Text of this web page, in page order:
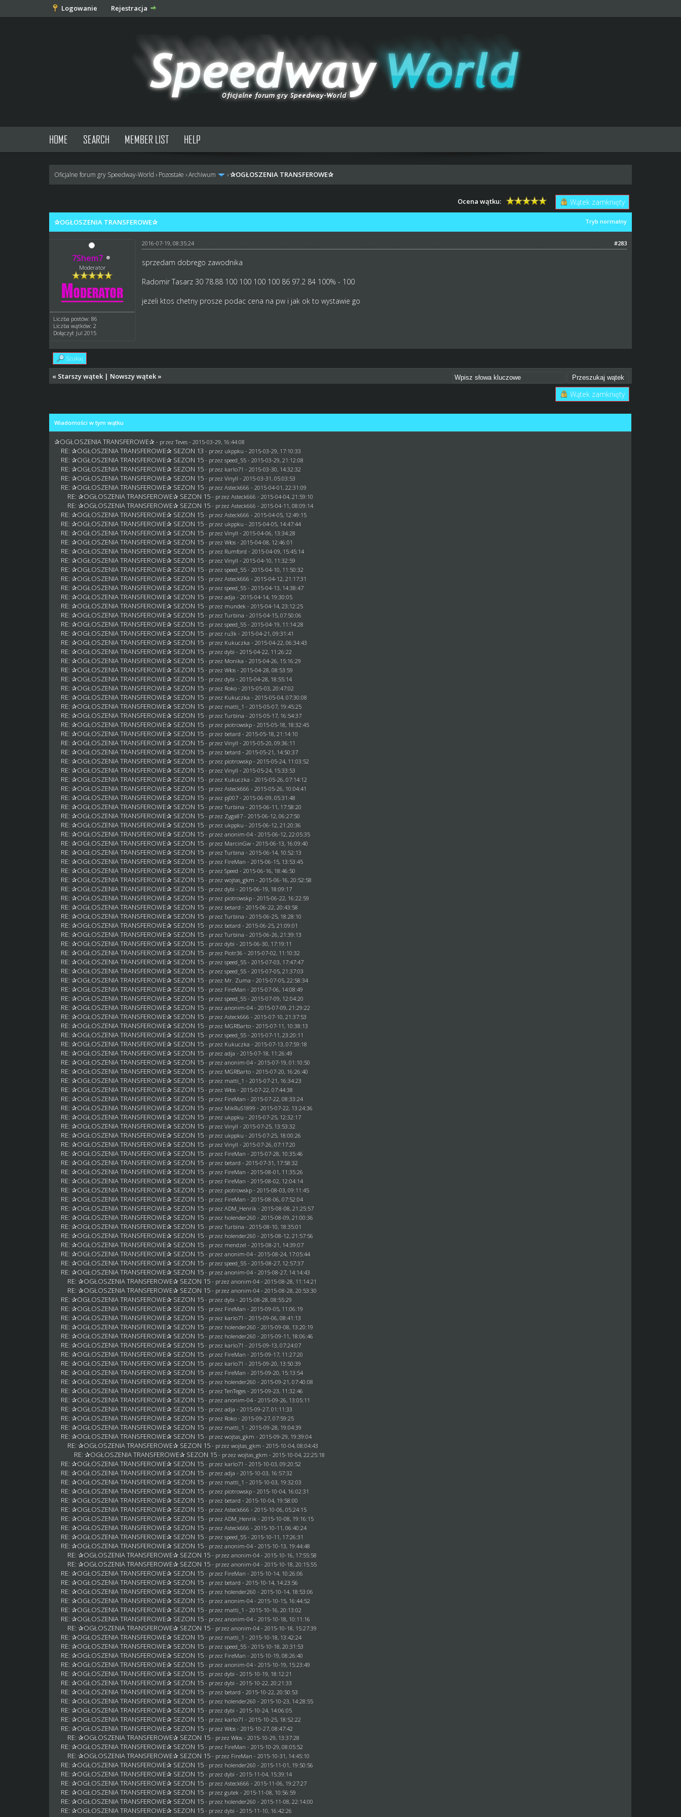
Logowanie Rejestracja
HOME SEARCH MEMBER LIST HELP
Oficjalne forum gry Speedway-World › Pozostałe ›Archiwum ›✰OGŁOSZENIA TRANSFEROWE✰
Wątek zamknięty
Ocena wątku:
Tryb normalny
✰OGŁOSZENIA TRANSFEROWE✰
7Shem7
Moderator
Liczba postów: 86
Liczba wątków: 2
Dołączył: Jul 2015
#283
2016-07-19, 08:35:24
sprzedam dobrego zawodnika
Radomir Tasarz 30 78.88 100 100 100 100 86 97.2 84 100% - 100
jezeli ktos chetny prosze podac cena na pw i jak ok to wystawie go
Szukaj
« Starszy wątek | Nowszy wątek »
Wątek zamknięty
Wiadomości w tym wątku
✰OGŁOSZENIA TRANSFEROWE✰ - przezTeves - 2015-03-29, 16:44:08
RE: ✰OGŁOSZENIA TRANSFEROWE✰ SEZON 13 - przez ukppku - 2015-03-29, 17:10:33
RE: ✰OGŁOSZENIA TRANSFEROWE✰ SEZON 15 - przez speed_55 - 2015-03-29, 21:12:08
RE: ✰OGŁOSZENIA TRANSFEROWE✰ SEZON 15 - przez karlo71 - 2015-03-30, 14:32:32
RE: ✰OGŁOSZENIA TRANSFEROWE✰ SEZON 15 - przez Vinyll - 2015-03-31, 05:03:53
RE: ✰OGŁOSZENIA TRANSFEROWE✰ SEZON 15 - przezAsteck666 - 2015-04-01, 22:31:09
RE: ✰OGŁOSZENIA TRANSFEROWE✰ SEZON 15 - przezAsteck666 - 2015-04-04, 21:59:10
RE: ✰OGŁOSZENIA TRANSFEROWE✰ SEZON 15 - przezAsteck666 - 2015-04-11, 08:09:14
RE: ✰OGŁOSZENIA TRANSFEROWE✰ SEZON 15 - przezAsteck666 - 2015-04-05, 12:49:15
RE: ✰OGŁOSZENIA TRANSFEROWE✰ SEZON 15 - przez ukppku - 2015-04-05, 14:47:44
RE: ✰OGŁOSZENIA TRANSFEROWE✰ SEZON 15 - przez Vinyll - 2015-04-06, 13:34:28
RE: ✰OGŁOSZENIA TRANSFEROWE✰ SEZON 15 - przezWłos - 2015-04-08, 12:46:01
RE: ✰OGŁOSZENIA TRANSFEROWE✰ SEZON 15 - przez Rumford - 2015-04-09, 15:45:14
RE: ✰OGŁOSZENIA TRANSFEROWE✰ SEZON 15 - przez Vinyll - 2015-04-10, 11:32:59
RE: ✰OGŁOSZENIA TRANSFEROWE✰ SEZON 15 - przez speed_55 - 2015-04-10, 11:50:32
RE: ✰OGŁOSZENIA TRANSFEROWE✰ SEZON 15 - przezAsteck666 - 2015-04-12, 21:17:31
RE: ✰OGŁOSZENIA TRANSFEROWE✰ SEZON 15 - przez speed_55 - 2015-04-13, 14:38:47
RE: ✰OGŁOSZENIA TRANSFEROWE✰ SEZON 15 - przez adja - 2015-04-14, 19:30:05
RE: ✰OGŁOSZENIA TRANSFEROWE✰ SEZON 15 - przez mundek - 2015-04-14, 23:12:25
RE: ✰OGŁOSZENIA TRANSFEROWE✰ SEZON 15 - przez Turbina - 2015-04-15, 07:50:06
RE: ✰OGŁOSZENIA TRANSFEROWE✰ SEZON 15 - przez speed_55 - 2015-04-19, 11:14:28
RE: ✰OGŁOSZENIA TRANSFEROWE✰ SEZON 15 - przez ru3k - 2015-04-21, 09:31:41
RE: ✰OGŁOSZENIA TRANSFEROWE✰ SEZON 15 - przez Kukuczka - 2015-04-22, 06:34:43
RE: ✰OGŁOSZENIA TRANSFEROWE✰ SEZON 15 - przezdybi - 2015-04-22, 11:26:22
RE: ✰OGŁOSZENIA TRANSFEROWE✰ SEZON 15 - przez Monika - 2015-04-26, 15:16:29
RE: ✰OGŁOSZENIA TRANSFEROWE✰ SEZON 15 - przezWłos - 2015-04-28, 08:53:59
RE: ✰OGŁOSZENIA TRANSFEROWE✰ SEZON 15 - przezdybi - 2015-04-28, 18:55:14
RE: ✰OGŁOSZENIA TRANSFEROWE✰ SEZON 15 - przez Roko - 2015-05-03, 20:47:02
RE: ✰OGŁOSZENIA TRANSFEROWE✰ SEZON 15 - przez Kukuczka - 2015-05-04, 07:30:08
RE: ✰OGŁOSZENIA TRANSFEROWE✰ SEZON 15 - przez matti_1 - 2015-05-07, 19:45:25
RE: ✰OGŁOSZENIA TRANSFEROWE✰ SEZON 15 - przez Turbina - 2015-05-17, 16:54:37
RE: ✰OGŁOSZENIA TRANSFEROWE✰ SEZON 15 - przez piotrowskp - 2015-05-18, 18:32:45
RE: ✰OGŁOSZENIA TRANSFEROWE✰ SEZON 15 - przez betard - 2015-05-18, 21:14:10
RE: ✰OGŁOSZENIA TRANSFEROWE✰ SEZON 15 - przez Vinyll - 2015-05-20, 09:36:11
RE: ✰OGŁOSZENIA TRANSFEROWE✰ SEZON 15 - przez betard - 2015-05-21, 14:50:37
RE: ✰OGŁOSZENIA TRANSFEROWE✰ SEZON 15 - przez piotrowskp - 2015-05-24, 11:03:52
RE: ✰OGŁOSZENIA TRANSFEROWE✰ SEZON 15 - przez Vinyll - 2015-05-24, 15:33:53
RE: ✰OGŁOSZENIA TRANSFEROWE✰ SEZON 15 - przez Kukuczka - 2015-05-26, 07:14:12
RE: ✰OGŁOSZENIA TRANSFEROWE✰ SEZON 15 - przezAsteck666 - 2015-05-26, 10:04:41
RE: ✰OGŁOSZENIA TRANSFEROWE✰ SEZON 15 - przez pj007 - 2015-06-09, 05:31:48
RE: ✰OGŁOSZENIA TRANSFEROWE✰ SEZON 15 - przez Turbina - 2015-06-11, 17:58:20
RE: ✰OGŁOSZENIA TRANSFEROWE✰ SEZON 15 - przez Zyga87 - 2015-06-12, 06:27:50
RE: ✰OGŁOSZENIA TRANSFEROWE✰ SEZON 15 - przez ukppku - 2015-06-12, 21:20:36
RE: ✰OGŁOSZENIA TRANSFEROWE✰ SEZON 15 - przezanonim-04 - 2015-06-12, 22:05:35
RE: ✰OGŁOSZENIA TRANSFEROWE✰ SEZON 15 - przez MarcinGw - 2015-06-13, 16:09:40
RE: ✰OGŁOSZENIA TRANSFEROWE✰ SEZON 15 - przez Turbina - 2015-06-14, 10:52:13
RE: ✰OGŁOSZENIA TRANSFEROWE✰ SEZON 15 - przez FireMan - 2015-06-15, 13:53:45
RE: ✰OGŁOSZENIA TRANSFEROWE✰ SEZON 15 - przezSpeed - 2015-06-16, 18:46:50
RE: ✰OGŁOSZENIA TRANSFEROWE✰ SEZON 15 - przezwojtas_gkm - 2015-06-16, 20:52:58
RE: ✰OGŁOSZENIA TRANSFEROWE✰ SEZON 15 - przezdybi - 2015-06-19, 18:09:17
RE: ✰OGŁOSZENIA TRANSFEROWE✰ SEZON 15 - przez piotrowskp - 2015-06-22, 16:22:59
RE: ✰OGŁOSZENIA TRANSFEROWE✰ SEZON 15 - przez betard - 2015-06-22, 20:43:58
RE: ✰OGŁOSZENIA TRANSFEROWE✰ SEZON 15 - przez Turbina - 2015-06-25, 18:28:10
RE: ✰OGŁOSZENIA TRANSFEROWE✰ SEZON 15 - przez betard - 2015-06-25, 21:09:01
RE: ✰OGŁOSZENIA TRANSFEROWE✰ SEZON 15 - przez Turbina - 2015-06-26, 21:39:13
RE: ✰OGŁOSZENIA TRANSFEROWE✰ SEZON 15 - przezdybi - 2015-06-30, 17:19:11
RE: ✰OGŁOSZENIA TRANSFEROWE✰ SEZON 15 - przez Piotr36 - 2015-07-02, 11:10:32
RE: ✰OGŁOSZENIA TRANSFEROWE✰ SEZON 15 - przez speed_55 - 2015-07-03, 17:47:47
RE: ✰OGŁOSZENIA TRANSFEROWE✰ SEZON 15 - przez speed_55 - 2015-07-05, 21:37:03
RE: ✰OGŁOSZENIA TRANSFEROWE✰ SEZON 15 - przez Mr. Zuma - 2015-07-05, 22:58:34
RE: ✰OGŁOSZENIA TRANSFEROWE✰ SEZON 15 - przez FireMan - 2015-07-06, 14:08:49
RE: ✰OGŁOSZENIA TRANSFEROWE✰ SEZON 15 - przez speed_55 - 2015-07-09, 12:04:20
RE: ✰OGŁOSZENIA TRANSFEROWE✰ SEZON 15 - przezanonim-04 - 2015-07-09, 21:29:22
RE: ✰OGŁOSZENIA TRANSFEROWE✰ SEZON 15 - przezAsteck666 - 2015-07-10, 21:37:53
RE: ✰OGŁOSZENIA TRANSFEROWE✰ SEZON 15 - przez MGRBarto - 2015-07-11, 10:38:13
RE: ✰OGŁOSZENIA TRANSFEROWE✰ SEZON 15 - przez speed_55 - 2015-07-11, 23:20:11
RE: ✰OGŁOSZENIA TRANSFEROWE✰ SEZON 15 - przez Kukuczka - 2015-07-13, 07:59:18
RE: ✰OGŁOSZENIA TRANSFEROWE✰ SEZON 15 - przez adja - 2015-07-18, 11:26:49
RE: ✰OGŁOSZENIA TRANSFEROWE✰ SEZON 15 - przezanonim-04 - 2015-07-19, 01:10:50
RE: ✰OGŁOSZENIA TRANSFEROWE✰ SEZON 15 - przez MGRBarto - 2015-07-20, 16:26:40
RE: ✰OGŁOSZENIA TRANSFEROWE✰ SEZON 15 - przez matti_1 - 2015-07-21, 16:34:23
RE: ✰OGŁOSZENIA TRANSFEROWE✰ SEZON 15 - przezWłos - 2015-07-22, 07:44:38
RE: ✰OGŁOSZENIA TRANSFEROWE✰ SEZON 15 - przez FireMan - 2015-07-22, 08:33:24
RE: ✰OGŁOSZENIA TRANSFEROWE✰ SEZON 15 - przez MikRuS1899 - 2015-07-22, 13:24:36
RE: ✰OGŁOSZENIA TRANSFEROWE✰ SEZON 15 - przez ukppku - 2015-07-25, 12:32:17
RE: ✰OGŁOSZENIA TRANSFEROWE✰ SEZON 15 - przez Vinyll - 2015-07-25, 13:53:32
RE: ✰OGŁOSZENIA TRANSFEROWE✰ SEZON 15 - przez ukppku - 2015-07-25, 18:00:26
RE: ✰OGŁOSZENIA TRANSFEROWE✰ SEZON 15 - przez Vinyll - 2015-07-26, 07:17:20
RE: ✰OGŁOSZENIA TRANSFEROWE✰ SEZON 15 - przez FireMan - 2015-07-28, 10:35:46
RE: ✰OGŁOSZENIA TRANSFEROWE✰ SEZON 15 - przez betard - 2015-07-31, 17:58:32
RE: ✰OGŁOSZENIA TRANSFEROWE✰ SEZON 15 - przez FireMan - 2015-08-01, 11:35:26
RE: ✰OGŁOSZENIA TRANSFEROWE✰ SEZON 15 - przez FireMan - 2015-08-02, 12:04:14
RE: ✰OGŁOSZENIA TRANSFEROWE✰ SEZON 15 - przez piotrowskp - 2015-08-03, 09:11:45
RE: ✰OGŁOSZENIA TRANSFEROWE✰ SEZON 15 - przez FireMan - 2015-08-06, 07:52:04
RE: ✰OGŁOSZENIA TRANSFEROWE✰ SEZON 15 - przezADM_Henrik - 2015-08-08, 21:25:57
RE: ✰OGŁOSZENIA TRANSFEROWE✰ SEZON 15 - przez holender260 - 2015-08-09, 21:00:36
RE: ✰OGŁOSZENIA TRANSFEROWE✰ SEZON 15 - przez Turbina - 2015-08-10, 18:35:01
RE: ✰OGŁOSZENIA TRANSFEROWE✰ SEZON 15 - przez holender260 - 2015-08-12, 21:57:56
RE: ✰OGŁOSZENIA TRANSFEROWE✰ SEZON 15 - przez mendzel - 2015-08-21, 14:39:07
RE: ✰OGŁOSZENIA TRANSFEROWE✰ SEZON 15 - przezanonim-04 - 2015-08-24, 17:05:44
RE: ✰OGŁOSZENIA TRANSFEROWE✰ SEZON 15 - przez speed_55 - 2015-08-27, 12:57:37
RE: ✰OGŁOSZENIA TRANSFEROWE✰ SEZON 15 - przezanonim-04 - 2015-08-27, 14:14:43
RE: ✰OGŁOSZENIA TRANSFEROWE✰ SEZON 15 - przezanonim-04 - 2015-08-28, 11:14:21
RE: ✰OGŁOSZENIA TRANSFEROWE✰ SEZON 15 - przezanonim-04 - 2015-08-28, 20:53:30
RE: ✰OGŁOSZENIA TRANSFEROWE✰ SEZON 15 - przezdybi - 2015-08-28, 08:55:29
RE: ✰OGŁOSZENIA TRANSFEROWE✰ SEZON 15 - przez FireMan - 2015-09-05, 11:06:19
RE: ✰OGŁOSZENIA TRANSFEROWE✰ SEZON 15 - przez karlo71 - 2015-09-06, 08:41:13
RE: ✰OGŁOSZENIA TRANSFEROWE✰ SEZON 15 - przez holender260 - 2015-09-08, 13:20:19
RE: ✰OGŁOSZENIA TRANSFEROWE✰ SEZON 15 - przez holender260 - 2015-09-11, 18:06:46
RE: ✰OGŁOSZENIA TRANSFEROWE✰ SEZON 15 - przez karlo71 - 2015-09-13, 07:24:07
RE: ✰OGŁOSZENIA TRANSFEROWE✰ SEZON 15 - przez FireMan - 2015-09-17, 11:27:20
RE: ✰OGŁOSZENIA TRANSFEROWE✰ SEZON 15 - przez karlo71 - 2015-09-20, 13:50:39
RE: ✰OGŁOSZENIA TRANSFEROWE✰ SEZON 15 - przez FireMan - 2015-09-20, 15:13:54
RE: ✰OGŁOSZENIA TRANSFEROWE✰ SEZON 15 - przez holender260 - 2015-09-21, 07:40:08
RE: ✰OGŁOSZENIA TRANSFEROWE✰ SEZON 15 - przezTenTeges - 2015-09-23, 11:32:46
RE: ✰OGŁOSZENIA TRANSFEROWE✰ SEZON 15 - przezanonim-04 - 2015-09-26, 13:05:11
RE: ✰OGŁOSZENIA TRANSFEROWE✰ SEZON 15 - przez adja - 2015-09-27, 01:11:33
RE: ✰OGŁOSZENIA TRANSFEROWE✰ SEZON 15 - przez Roko - 2015-09-27, 07:59:25
RE: ✰OGŁOSZENIA TRANSFEROWE✰ SEZON 15 - przez matti_1 - 2015-09-28, 19:04:39
RE: ✰OGŁOSZENIA TRANSFEROWE✰ SEZON 15 - przezwojtas_gkm - 2015-09-29, 19:39:04
RE: ✰OGŁOSZENIA TRANSFEROWE✰ SEZON 15 - przezwojtas_gkm - 2015-10-04, 08:04:43
RE: ✰OGŁOSZENIA TRANSFEROWE✰ SEZON 15 - przezwojtas_gkm - 2015-10-04, 22:25:18
RE: ✰OGŁOSZENIA TRANSFEROWE✰ SEZON 15 - przez karlo71 - 2015-10-03, 09:20:52
RE: ✰OGŁOSZENIA TRANSFEROWE✰ SEZON 15 - przez adja - 2015-10-03, 16:57:32
RE: ✰OGŁOSZENIA TRANSFEROWE✰ SEZON 15 - przez matti_1 - 2015-10-03, 19:32:03
RE: ✰OGŁOSZENIA TRANSFEROWE✰ SEZON 15 - przez piotrowskp - 2015-10-04, 16:02:31
RE: ✰OGŁOSZENIA TRANSFEROWE✰ SEZON 15 - przez betard - 2015-10-04, 19:58:00
RE: ✰OGŁOSZENIA TRANSFEROWE✰ SEZON 15 - przezAsteck666 - 2015-10-06, 05:24:15
RE: ✰OGŁOSZENIA TRANSFEROWE✰ SEZON 15 - przezADM_Henrik - 2015-10-08, 19:16:15
RE: ✰OGŁOSZENIA TRANSFEROWE✰ SEZON 15 - przezAsteck666 - 2015-10-11, 06:40:24
RE: ✰OGŁOSZENIA TRANSFEROWE✰ SEZON 15 - przez speed_55 - 2015-10-11, 17:26:31
RE: ✰OGŁOSZENIA TRANSFEROWE✰ SEZON 15 - przezanonim-04 - 2015-10-13, 19:44:48
RE: ✰OGŁOSZENIA TRANSFEROWE✰ SEZON 15 - przezanonim-04 - 2015-10-16, 17:55:58
RE: ✰OGŁOSZENIA TRANSFEROWE✰ SEZON 15 - przezanonim-04 - 2015-10-18, 20:15:55
RE: ✰OGŁOSZENIA TRANSFEROWE✰ SEZON 15 - przez FireMan - 2015-10-14, 10:26:06
RE: ✰OGŁOSZENIA TRANSFEROWE✰ SEZON 15 - przez betard - 2015-10-14, 14:23:56
RE: ✰OGŁOSZENIA TRANSFEROWE✰ SEZON 15 - przez holender260 - 2015-10-14, 18:53:06
RE: ✰OGŁOSZENIA TRANSFEROWE✰ SEZON 15 - przezanonim-04 - 2015-10-15, 16:44:52
RE: ✰OGŁOSZENIA TRANSFEROWE✰ SEZON 15 - przez matti_1 - 2015-10-16, 20:13:02
RE: ✰OGŁOSZENIA TRANSFEROWE✰ SEZON 15 - przezanonim-04 - 2015-10-18, 10:11:16
RE: ✰OGŁOSZENIA TRANSFEROWE✰ SEZON 15 - przezanonim-04 - 2015-10-18, 15:27:39
RE: ✰OGŁOSZENIA TRANSFEROWE✰ SEZON 15 - przez matti_1 - 2015-10-18, 13:42:24
RE: ✰OGŁOSZENIA TRANSFEROWE✰ SEZON 15 - przez speed_55 - 2015-10-18, 20:31:53
RE: ✰OGŁOSZENIA TRANSFEROWE✰ SEZON 15 - przez FireMan - 2015-10-19, 08:26:40
RE: ✰OGŁOSZENIA TRANSFEROWE✰ SEZON 15 - przezanonim-04 - 2015-10-19, 15:23:49
RE: ✰OGŁOSZENIA TRANSFEROWE✰ SEZON 15 - przezdybi - 2015-10-19, 18:12:21
RE: ✰OGŁOSZENIA TRANSFEROWE✰ SEZON 15 - przezdybi - 2015-10-22, 20:21:33
RE: ✰OGŁOSZENIA TRANSFEROWE✰ SEZON 15 - przez betard - 2015-10-22, 20:50:53
RE: ✰OGŁOSZENIA TRANSFEROWE✰ SEZON 15 - przez holender260 - 2015-10-23, 14:28:55
RE: ✰OGŁOSZENIA TRANSFEROWE✰ SEZON 15 - przezdybi - 2015-10-24, 14:06:05
RE: ✰OGŁOSZENIA TRANSFEROWE✰ SEZON 15 - przez karlo71 - 2015-10-25, 18:52:22
RE: ✰OGŁOSZENIA TRANSFEROWE✰ SEZON 15 - przezWłos - 2015-10-27, 08:47:42
RE: ✰OGŁOSZENIA TRANSFEROWE✰ SEZON 15 - przezWłos - 2015-10-29, 13:37:28
RE: ✰OGŁOSZENIA TRANSFEROWE✰ SEZON 15 - przez FireMan - 2015-10-29, 08:05:52
RE: ✰OGŁOSZENIA TRANSFEROWE✰ SEZON 15 - przez FireMan - 2015-10-31, 14:45:10
RE: ✰OGŁOSZENIA TRANSFEROWE✰ SEZON 15 - przez holender260 - 2015-11-01, 19:50:56
RE: ✰OGŁOSZENIA TRANSFEROWE✰ SEZON 15 - przezdybi - 2015-11-04, 15:39:14
RE: ✰OGŁOSZENIA TRANSFEROWE✰ SEZON 15 - przezAsteck666 - 2015-11-06, 19:27:27
RE: ✰OGŁOSZENIA TRANSFEROWE✰ SEZON 15 - przezgutek - 2015-11-08, 10:56:59
RE: ✰OGŁOSZENIA TRANSFEROWE✰ SEZON 15 - przez holender260 - 2015-11-08, 22:14:00
RE: ✰OGŁOSZENIA TRANSFEROWE✰ SEZON 15 - przezdybi - 2015-11-10, 16:42:26